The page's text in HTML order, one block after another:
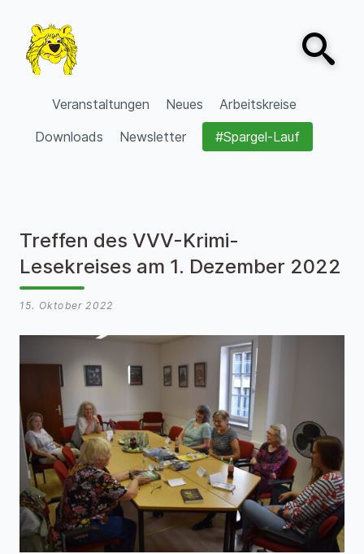
VVV Burgdorf
Veranstaltungen Neues
Arbeitskreise
Downloads
Newsletter #Spargel-Lauf
Open
Treffen des VVV-Krimi-
Lesekreises am 1. Dezember 2022
15. Oktober 2022